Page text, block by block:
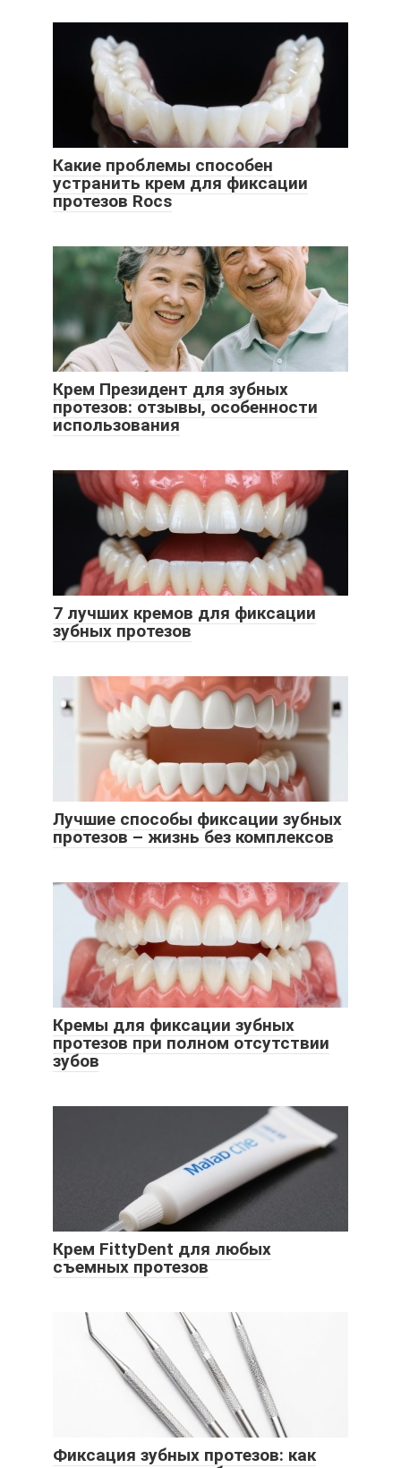
Какие проблемы способен
устранить крем для фиксации
протезов Rocs
Крем Президент для зубных
протезов: отзывы, особенности
использования
7 лучших кремов для фиксации
зубных протезов
Лучшие способы фиксации зубных
протезов – жизнь без комплексов
Кремы для фиксации зубных
протезов при полном отсутствии
зубов
Крем FittyDent для любых
съемных протезов
Фиксация зубных протезов: как